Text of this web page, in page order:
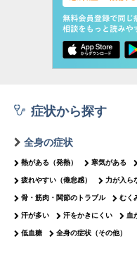
症状から探す
全身の症状
熱がある（発熱） 寒気がある
疲れやすい（倦怠感） 力が入ら
骨・筋肉・関節のトラブル むく
汗が多い 汗をかきにくい 血
低血糖 全身の症状（その他）